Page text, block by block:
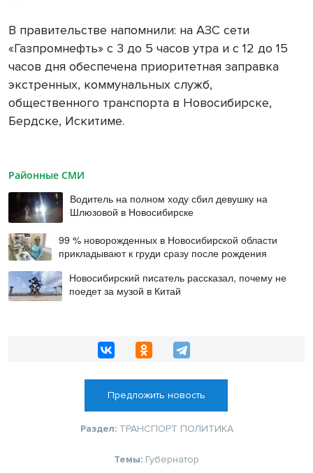
В правительстве напомнили: на АЗС сети
«Газпромнефть» с 3 до 5 часов утра и с 12 до 15
часов дня обеспечена приоритетная заправка
экстренных, коммунальных служб,
общественного транспорта в Новосибирске,
Бердске, Искитиме.
Районные СМИ
Водитель на полном ходу сбил девушку на
Шлюзовой в Новосибирске
99 % новорожденных в Новосибирской области
прикладывают к груди сразу после рождения
Новосибирский писатель рассказал, почему не
поедет за музой в Китай
Предложить новость
Раздел: ТРАНСПОРТ ПОЛИТИКА
Темы: Губернатор